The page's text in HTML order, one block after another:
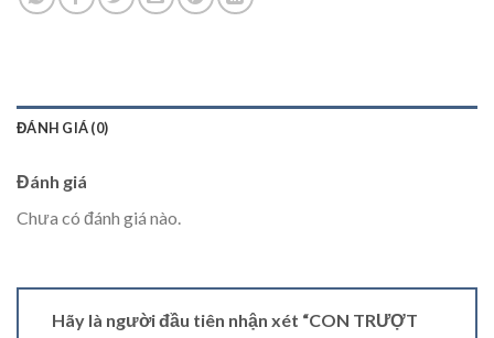
ĐÁNH GIÁ (0)
Đánh giá
Chưa có đánh giá nào.
Hãy là người đầu tiên nhận xét “CON TRƯỢT